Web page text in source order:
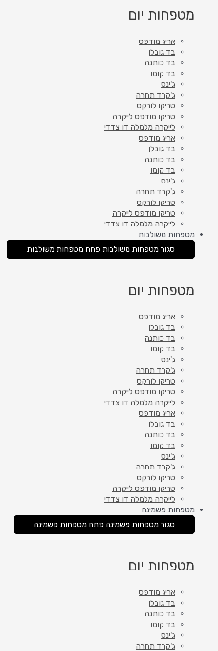
מטפחות יום
אריג מודפס
בד גובלן
בד כותנה
בד קומו
ג'ינס
ג'קרד תחרה
טריקו לורקס
טריקו מודפס לייקרה
לייקרה מלמלה דו צדדי
אריג מודפס
בד גובלן
בד כותנה
בד קומו
ג'ינס
ג'קרד תחרה
טריקו לורקס
טריקו מודפס לייקרה
לייקרה מלמלה דו צדדי
מטפחות משולבות
סגור מטפחות משולבות פתח מטפחות משולבות
מטפחות יום
אריג מודפס
בד גובלן
בד כותנה
בד קומו
ג'ינס
ג'קרד תחרה
טריקו לורקס
טריקו מודפס לייקרה
לייקרה מלמלה דו צדדי
אריג מודפס
בד גובלן
בד כותנה
בד קומו
ג'ינס
ג'קרד תחרה
טריקו לורקס
טריקו מודפס לייקרה
לייקרה מלמלה דו צדדי
מטפחות פשמינה
סגור מטפחות פשמינה פתח מטפחות פשמינה
מטפחות יום
אריג מודפס
בד גובלן
בד כותנה
בד קומו
ג'ינס
ג'קרד תחרה